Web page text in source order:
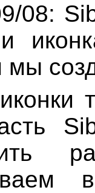
08:
мы